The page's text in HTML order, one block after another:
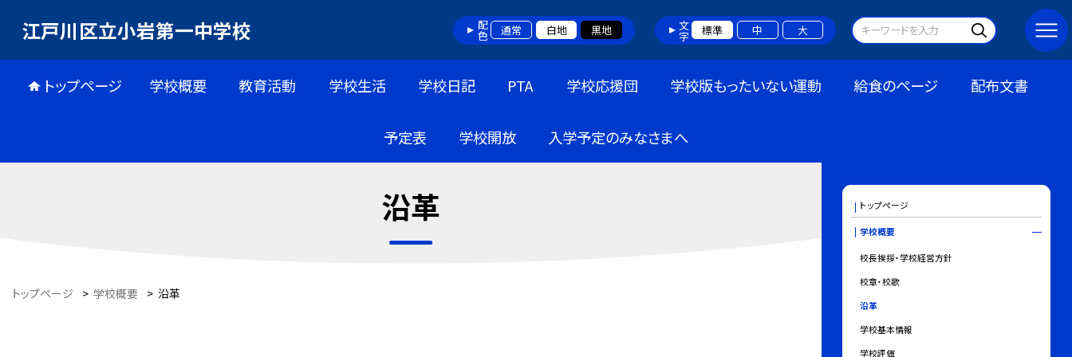
江戸川区立小岩第一中学校 配色 通常 白地 黒地 文字 標準 中 大
トップページ 学校概要 教育活動 学校生活 学校日記 PTA 学校応援団 学校版もったいない運動 給食のページ 配布文書
予定表 学校開放 入学予定のみなさまへ
沿革
トップページ > 学校概要 > 沿革
トップページ
学校概要
校長挨拶・学校経営方針
校章・校歌
沿革
学校基本情報
学校評価